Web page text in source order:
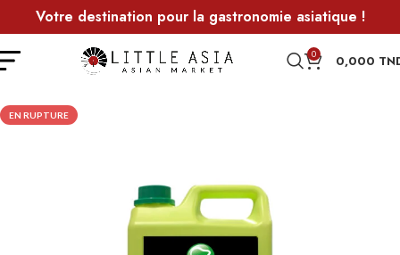
Votre destination pour la gastronomie asiatique !
0 0,000
EN RUPTURE